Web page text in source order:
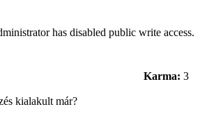
has disabled public write access.
Karma: 3
kialakult már?